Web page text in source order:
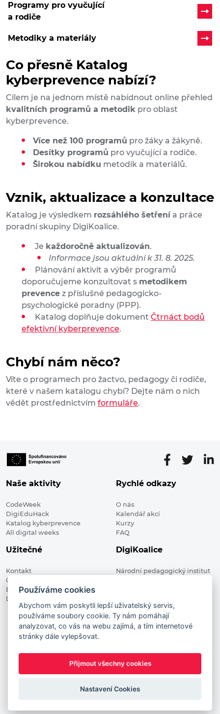
Programy pro vyučující
a rodiče
Metodiky a materiály
Co přesně Katalog
kyberprevence nabízí?
Cílem je na jednom místě nabídnout online přehled
kvalitních programů a metodik pro oblast
kyberprevence.
Více než 100 programů pro žáky a žákyně.
Desítky programů pro vyučující a rodiče.
Širokou nabídku metodik a materiálů.
Vznik, aktualizace a konzultace
Katalog je výsledkem rozsáhlého šetření a práce
poradní skupiny DigiKoalice.
Je každoročně aktualizován.
Informace jsou aktuální k 31. 8. 2025.
Plánování aktivit a výběr programů
doporučujeme konzultovat s metodikem
prevence z příslušné pedagogicko-
psychologické poradny (PPP).
Katalog doplňuje dokument Čtrnáct bodů
efektivní kyberprevence.
Chybí nám něco?
Víte o programech pro žactvo, pedagogy či rodiče,
které v našem katalogu chybí? Dejte nám o nich
vědět prostřednictvím formuláře.
Naše aktivity
CodeWeek
DigiEduHack
Katalog kyberprevence
All digital weeks
Rychlé odkazy
O nás
Kalendář akcí
Kurzy
FAQ
Užitečné
Kontakt
Členské organizace
Blog
Digitalizace ve vzdělávání
DigiKoalice
Národní pedagogický institut
DigiKoalice 2021. All rights reserved
Vstup do administrace
This project has received funding from the European
Commission Innovation and Networks Executive Agency (now
Commission and the European Commission is not responsible
Používáme cookies
Abychom vám poskytli lepší uživatelský servis,
používáme soubory cookie. Ty nám pomáhají
analyzovat, co vás na webu zajímá, a tím internetové
stránky dále vylepšovat.
Přijmout všechny cookies
Nastavení Cookies